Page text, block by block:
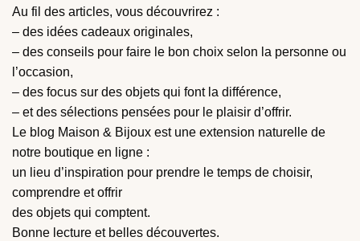
Au fil des articles, vous découvrirez :
– des idées cadeaux originales,
– des conseils pour faire le bon choix selon la personne ou
l’occasion,
– des focus sur des objets qui font la différence,
– et des sélections pensées pour le plaisir d’offrir.
Le blog Maison & Bijoux est une extension naturelle de
notre boutique en ligne :
un lieu d’inspiration pour prendre le temps de choisir,
comprendre et offrir
des objets qui comptent.
Bonne lecture et belles découvertes.